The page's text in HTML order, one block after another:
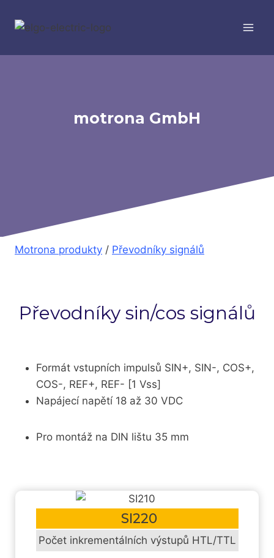
motrona GmbH
Motrona produkty / Převodníky signálů
Převodníky sin/cos signálů
Formát vstupních impulsů SIN+, SIN-, COS+,
COS-, REF+, REF- [1 Vss]
Napájecí napětí 18 až 30 VDC
Pro montáž na DIN lištu 35 mm
SI220
Počet inkrementálních výstupů HTL/TTL